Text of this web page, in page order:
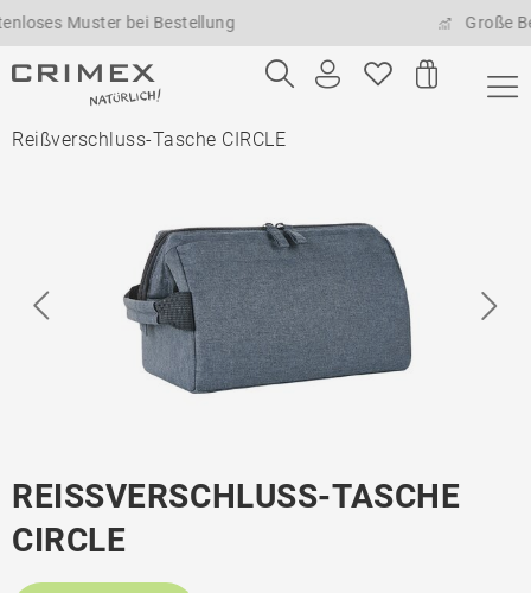
Muster bei Bestellung Große
Reißverschluss-Tasche CIRCLE
REISSVERSCHLUSS-TASCHE C
IRCLE